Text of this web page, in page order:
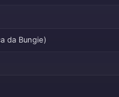
da Bungie)